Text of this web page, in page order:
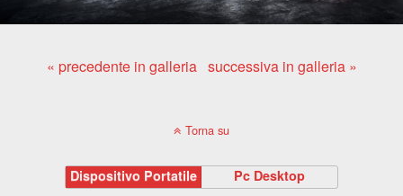
« precedente in galleria successiva in galleria »
Torna su
Dispositivo Portatile Pc Desktop